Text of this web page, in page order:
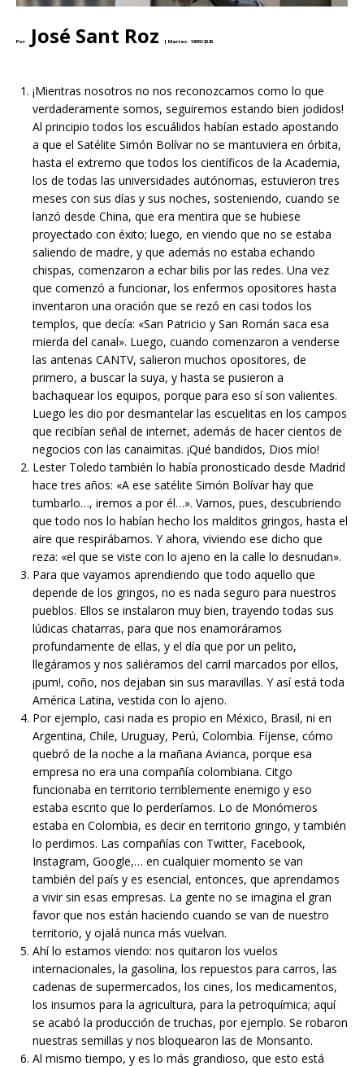
Por: José Sant Roz | Martes, 19/05/2020
¡Mientras nosotros no nos reconozcamos como lo que
verdaderamente somos, seguiremos estando bien jodidos!
Al principio todos los escuálidos habían estado apostando
a que el Satélite Simón Bolívar no se mantuviera en órbita,
hasta el extremo que todos los científicos de la Academia,
los de todas las universidades autónomas, estuvieron tres
meses con sus días y sus noches, sosteniendo, cuando se
lanzó desde China, que era mentira que se hubiese
proyectado con éxito; luego, en viendo que no se estaba
saliendo de madre, y que además no estaba echando
chispas, comenzaron a echar bilis por las redes. Una vez
que comenzó a funcionar, los enfermos opositores hasta
inventaron una oración que se rezó en casi todos los
templos, que decía: «San Patricio y San Román saca esa
mierda del canal». Luego, cuando comenzaron a venderse
las antenas CANTV, salieron muchos opositores, de
primero, a buscar la suya, y hasta se pusieron a
bachaquear los equipos, porque para eso sí son valientes.
Luego les dio por desmantelar las escuelitas en los campos
que recibían señal de internet, además de hacer cientos de
negocios con las canaimitas. ¡Qué bandidos, Dios mío!
Lester Toledo también lo había pronosticado desde Madrid
hace tres años: «A ese satélite Simón Bolívar hay que
tumbarlo…, iremos a por él…». Vamos, pues, descubriendo
que todo nos lo habían hecho los malditos gringos, hasta el
aire que respirábamos. Y ahora, viviendo ese dicho que
reza: «el que se viste con lo ajeno en la calle lo desnudan».
Para que vayamos aprendiendo que todo aquello que
depende de los gringos, no es nada seguro para nuestros
pueblos. Ellos se instalaron muy bien, trayendo todas sus
lúdicas chatarras, para que nos enamoráramos
profundamente de ellas, y el día que por un pelito,
llegáramos y nos saliéramos del carril marcados por ellos,
¡pum!, coño, nos dejaban sin sus maravillas. Y así está toda
América Latina, vestida con lo ajeno.
Por ejemplo, casi nada es propio en México, Brasil, ni en
Argentina, Chile, Uruguay, Perú, Colombia. Fíjense, cómo
quebró de la noche a la mañana Avianca, porque esa
empresa no era una compañía colombiana. Citgo
funcionaba en territorio terriblemente enemigo y eso
estaba escrito que lo perderíamos. Lo de Monómeros
estaba en Colombia, es decir en territorio gringo, y también
lo perdimos. Las compañías con Twitter, Facebook,
Instagram, Google,… en cualquier momento se van
también del país y es esencial, entonces, que aprendamos
a vivir sin esas empresas. La gente no se imagina el gran
favor que nos están haciendo cuando se van de nuestro
territorio, y ojalá nunca más vuelvan.
Ahí lo estamos viendo: nos quitaron los vuelos
internacionales, la gasolina, los repuestos para carros, las
cadenas de supermercados, los cines, los medicamentos,
los insumos para la agricultura, para la petroquímica; aquí
se acabó la producción de truchas, por ejemplo. Se robaron
nuestras semillas y nos bloquearon las de Monsanto.
Al mismo tiempo, y es lo más grandioso, que esto está